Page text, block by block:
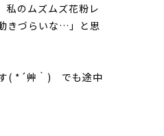
のムズムズ花粉レ
きづらいな…」と思
す( *´艸｀) でも途中